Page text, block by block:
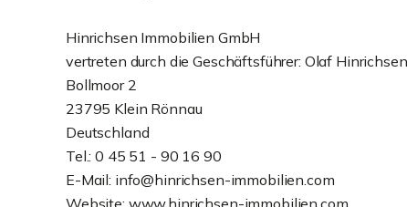
Hinrichsen Immobilien GmbH
vertreten durch die Geschäftsführer: Olaf
Bollmoor 2
23795 Klein Rönnau
Deutschland
Tel.: 0 45 51 - 90 16 90
E-Mail: info@hinrichsen-immobilien.com
Website: www.hinrichsen-immobilien.com